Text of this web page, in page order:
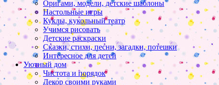
Оригами, модели, детские шаблоны
Настольные игры
Куклы, кукольный театр
Учимся рисовать
Детские раскраски
Сказки, стихи, песни, загадки, потешки
Интересное для детей
Уютный дом
Чистота и порядок
Декор своими руками